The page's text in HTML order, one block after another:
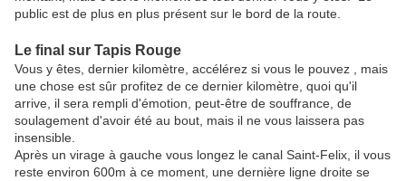
public est de plus en plus présent sur le bord de la route.
Le final sur Tapis Rouge
Vous y êtes, dernier kilomètre, accélérez si vous le pouvez , mais
une chose est sûr profitez de ce dernier kilomètre, quoi qu'il
arrive, il sera rempli d'émotion, peut-être de souffrance, de
soulagement d'avoir été au bout, mais il ne vous laissera pas
insensible.
Après un virage à gauche vous longez le canal Saint-Felix, il vous
reste environ 600m à ce moment, une dernière ligne droite se